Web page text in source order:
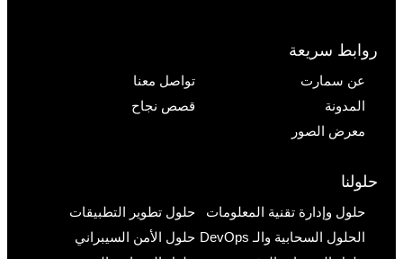
روابط سريعة
عن سمارت
تواصل معنا
المدونة
قصص نجاح
معرض الصور
حلولنا
حلول وإدارة تقنية المعلومات
حلول تطوير التطبيقات
الحلول السحابية والـ DevOps
حلول الأمن السيبراني